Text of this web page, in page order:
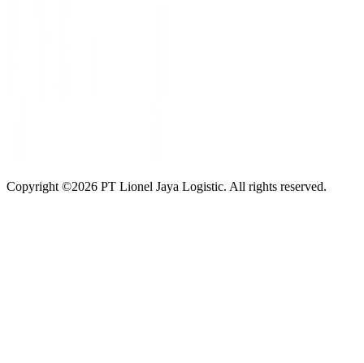
Copyright ©2026 PT Lionel Jaya Logistic. All rights reserved.